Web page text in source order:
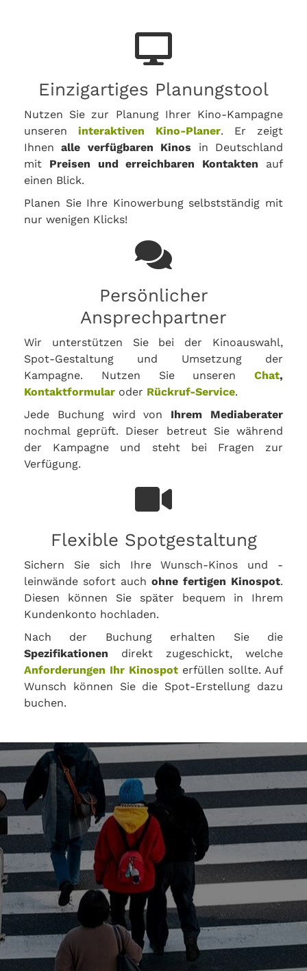
Einzigartiges Planungstool
Nutzen Sie zur Planung Ihrer Kino-Kampagne
unseren interaktiven Kino-Planer. Er zeigt
Ihnenalle verfügbaren Kinos in Deutschland
mit Preisen und erreichbaren Kontakten auf
einen Blick.
Planen Sie Ihre Kinowerbung selbstständig mit
nur wenigen Klicks!
Persönlicher
Ansprechpartner
Wir unterstützen Sie bei der Kinoauswahl,
Spot-Gestaltung und Umsetzung der
Kampagne. Nutzen Sie unseren Chat,
Kontaktformular oder Rückruf-Service.
Jede Buchung wird von Ihrem Mediaberater
nochmal geprüft. Dieser betreut Sie während
der Kampagne und steht bei Fragen zur
Verfügung.
Flexible Spotgestaltung
Sichern Sie sich Ihre Wunsch-Kinos und -
leinwände sofort auch ohne fertigen Kinospot.
Diesen können Sie später bequem in Ihrem
Kundenkonto hochladen.
Nach der Buchung erhalten Sie die
Spezifikationen direkt zugeschickt, welche
Anforderungen Ihr Kinospot erfüllen sollte. Auf
Wunsch können Sie die Spot-Erstellung dazu
buchen.